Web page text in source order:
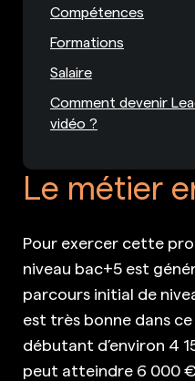
Le métier
Pour exercer cette
niveau bac+5 est
parcours initial de
est très bonne dans
débutant d’environ 4
peut atteindre 6 000
Compétences
Formations
Salaire
Comment devenir
vidéo ?